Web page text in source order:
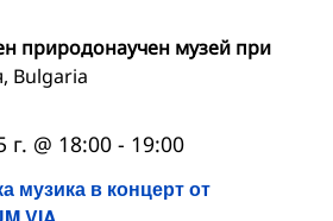
природонаучен музей при
Bulgaria
музика в концерт от
г. @ 18:00 - 19:00